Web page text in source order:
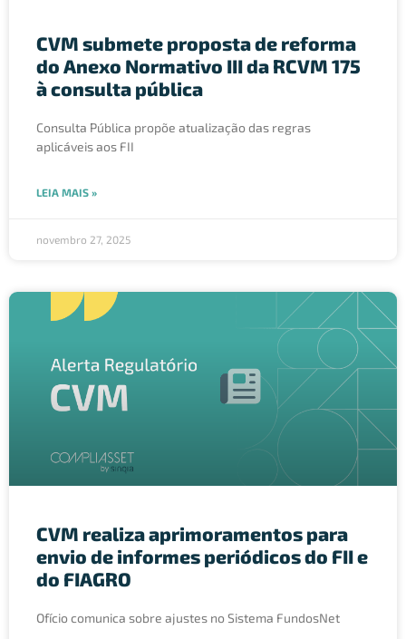
CVM submete proposta de reforma
do Anexo Normativo III da RCVM 175
à consulta pública
Consulta Pública propõe atualização das regras
aplicáveis aos FII
LEIA MAIS »
novembro 27, 2025
CVM realiza aprimoramentos para
envio de informes periódicos do FII e
do FIAGRO
Ofício comunica sobre ajustes no Sistema FundosNet